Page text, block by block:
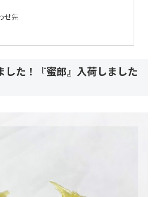
せ先
した！『蜜郎』入荷しました